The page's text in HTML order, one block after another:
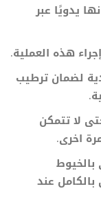
يدويًا عبر
هذه العملية.
لضمان ترطيب
لا تتمكن
اخرى.
عند